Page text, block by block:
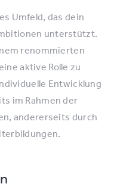
Umfeld, das dein
unterstützt.
renommierten
aktive Rolle zu
Entwicklung
im Rahmen der
andererseits durch